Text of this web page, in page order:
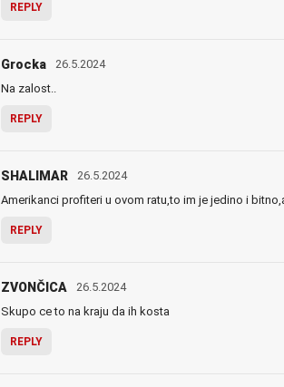
REPLY
Grocka 26.5.2024
Na zalost..
REPLY
SHALIMAR 26.5.2024
Amerikanci profiteri u ovom ratu,to im je jedino i
REPLY
ZVONČICA 26.5.2024
Skupo ce to na kraju da ih kosta
REPLY